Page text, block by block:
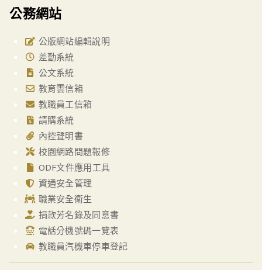
公務網站
公版網站編輯說明
差勤系統
公文系統
教育雲信箱
教職員工信箱
請購系統
內控聲明書
校園網路問題報修
ODF文件應用工具
資通安全管理
職業安全衛生
捐款芳名錄及同意書
電話分機號碼一覽表
教職員汽機車停車登記